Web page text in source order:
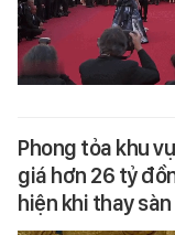
Phong tỏa khu
giá hơn 26 tỷ
hiện khi thay